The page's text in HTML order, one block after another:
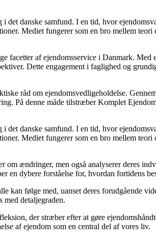
det danske samfund. I en tid, hvor
Mediet fungerer som en bro mellem
af ejendomsservice i Danmark. Med
Dette engagement i faglighed og
råd om ejendomsvedligeholdelse.
På denne måde tilstræber Komplet
det danske samfund. I en tid, hvor
Mediet fungerer som en bro mellem
ændringer, men også analyserer deres
en dybere forståelse for, hvordan fortidens
kan følge med, uanset deres forudgående
med detaljegraden.
der stræber efter at gøre
af ejendom som en central del af vores liv.